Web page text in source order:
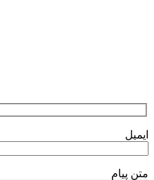
ایمیل
متن پیام